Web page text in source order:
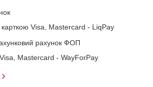
Visa, Mastercard - LiqPay
рахунок ФОП
Mastercard - WayForPay